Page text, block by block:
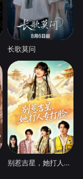
长歌莫问
别惹吉星，她打人专打脸